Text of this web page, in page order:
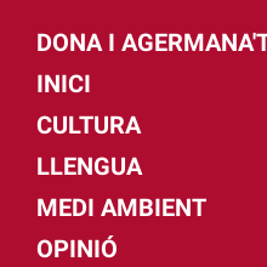
DONA I
INICI
CULTURA
LLENGUA
MEDI AMBIENT
OPINIÓ